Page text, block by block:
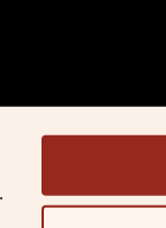
TikTok